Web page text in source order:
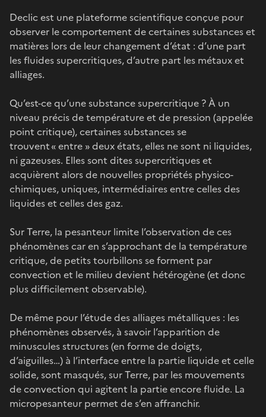
Declic est une plateforme scientifique conçue pour
observer le comportement de certaines substances et
matières lors de leur changement d’état : d’une part
les fluides supercritiques, d’autre part les métaux et
alliages.
Qu’est-ce qu’une substance supercritique ? À un
niveau précis de température et de pression (appelée
point critique), certaines substances se
trouvent « entre » deux états, elles ne sont ni liquides,
ni gazeuses. Elles sont dites supercritiques et
acquièrent alors de nouvelles propriétés physico-
chimiques, uniques, intermédiaires entre celles des
liquides et celles des gaz.
Sur Terre, la pesanteur limite l’observation de ces
phénomènes car en s’approchant de la température
critique, de petits tourbillons se forment par
convection et le milieu devient hétérogène (et donc
plus difficilement observable).
De même pour l’étude des alliages métalliques : les
phénomènes observés, à savoir l’apparition de
minuscules structures (en forme de doigts,
d’aiguilles…) à l’interface entre la partie liquide et celle
solide, sont masqués, sur Terre, par les mouvements
de convection qui agitent la partie encore fluide. La
micropesanteur permet de s’en affranchir.